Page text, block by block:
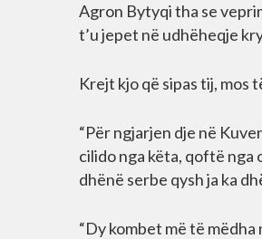
Agron Bytyqi tha se
t’u jepet në udhëheqje
Krejt kjo që sipas tij, mos
“Për ngjarjen dje në
cilido nga këta, qoftë nga
dhënë serbe qysh ja ka
“Dy kombet më të